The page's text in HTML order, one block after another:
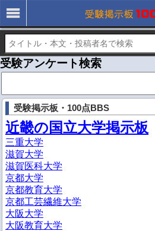
受験アンケート検索
検
受験掲示板・100点BBS
近畿の国立大学掲示板
三重大学
滋賀大学
滋賀医科大学
京都大学
京都教育大学
京都工芸繊維大学
大阪大学
大阪教育大学